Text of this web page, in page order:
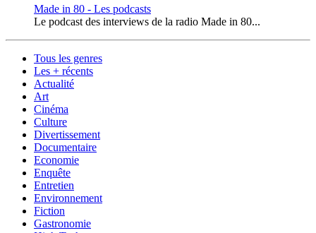
Made in 80 - Les podcasts
Le podcast des interviews de la radio Made in 80...
Tous les genres
Les + récents
Actualité
Art
Cinéma
Culture
Divertissement
Documentaire
Economie
Enquête
Entretien
Environnement
Fiction
Gastronomie